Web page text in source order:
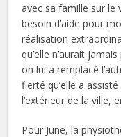
avec sa famille sur le
besoin d’aide pour
réalisation
qu’elle n’aurait
on lui a remplacé
fierté qu’elle a
l’extérieur de la ville,
Pour June, la